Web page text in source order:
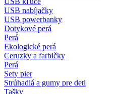
USB nabíjačky
USB powerbanky
Dotykové perá
Perá
Ekologické perá
Ceruzky a farbičky
Perá
Sety pier
Strúhadlá a gumy pre deti
Tašky